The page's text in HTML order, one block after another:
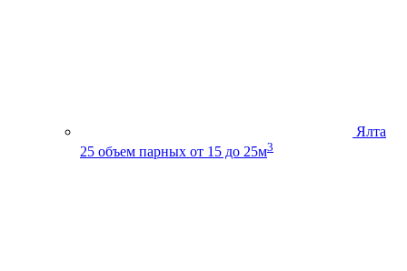
Ялта
25 объем парных от 15 до 25м3